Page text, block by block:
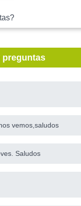
preguntas
vemos,saludos
Saludos